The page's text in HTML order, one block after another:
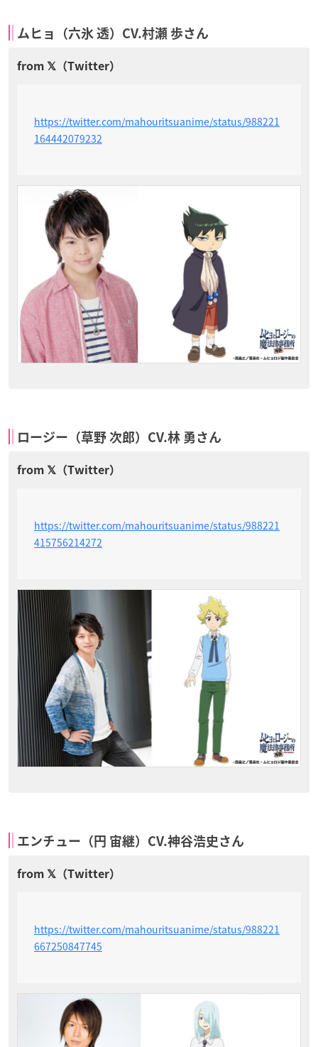
ムヒョ（六氷 透）CV.村瀬 歩さん
https://twitter.com/mahouritsuanime/status/988221
164442079232
ロージー（草野 次郎）CV.林 勇さん
https://twitter.com/mahouritsuanime/status/988221
415756214272
エンチュー（円 宙継）CV.神谷浩史さん
https://twitter.com/mahouritsuanime/status/988221
667250847745